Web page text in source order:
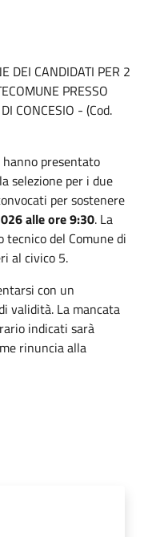
DEI CANDIDATI PER 2
PRESSO
CONCESIO - (Cod.
presentato
selezione per i due
per sostenere
alle ore 9:30. La
del Comune di
al civico 5.
con un
validità. La mancata
indicati sarà
rinuncia alla